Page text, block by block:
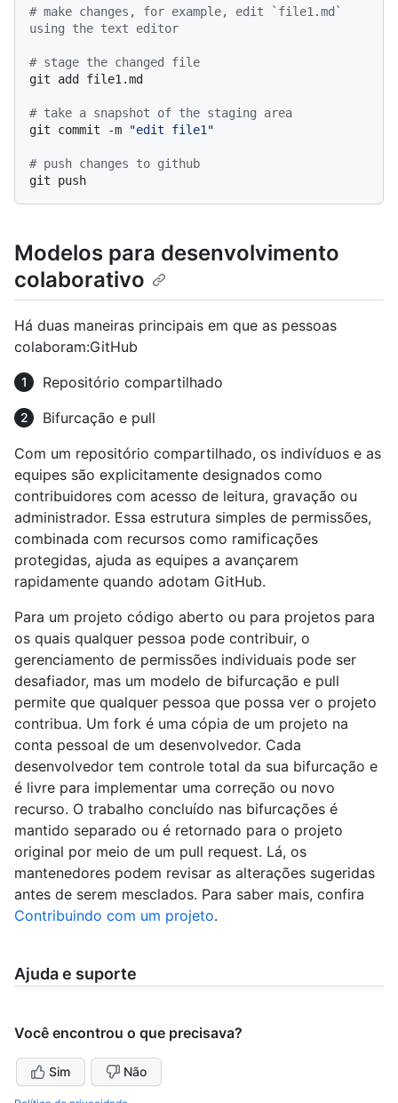
# make changes, for example, edit `file1.md`
using the text editor
# stage the changed file
git add file1.md
# take a snapshot of the staging area
git commit -m
"edit file1"
# push changes to github
Modelos para desenvolvimento
colaborativo
Há duas maneiras principais em que as pessoas
colaboram:GitHub
Repositório compartilhado
Bifurcação e pull
Com um repositório compartilhado, os indivíduos e as
equipes são explicitamente designados como
contribuidores com acesso de leitura, gravação ou
administrador. Essa estrutura simples de permissões,
combinada com recursos como ramificações
protegidas, ajuda as equipes a avançarem
rapidamente quando adotam GitHub.
Para um projeto código aberto ou para projetos para
os quais qualquer pessoa pode contribuir, o
gerenciamento de permissões individuais pode ser
desafiador, mas um modelo de bifurcação e pull
permite que qualquer pessoa que possa ver o projeto
contribua. Um fork é uma cópia de um projeto na
conta pessoal de um desenvolvedor. Cada
desenvolvedor tem controle total da sua bifurcação e
é livre para implementar uma correção ou novo
recurso. O trabalho concluído nas bifurcações é
mantido separado ou é retornado para o projeto
original por meio de um pull request. Lá, os
mantenedores podem revisar as alterações sugeridas
antes de serem mesclados. Para saber mais, confira
Contribuindo com um projeto.
Ajuda e suporte
Você encontrou o que precisava?
Sim Não